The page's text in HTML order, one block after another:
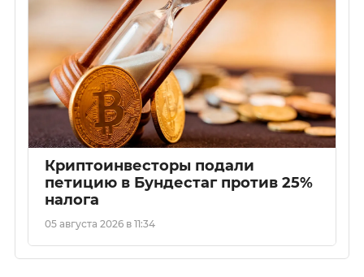
Криптоинвесторы подали
петицию в Бундестаг против 25%
налога
05 августа 2026 в 11:34